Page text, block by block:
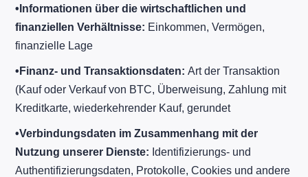
• Informationen über die wirtschaftlichen und
finanziellen Verhältnisse: Einkommen, Vermögen,
finanzielle Lage
• Finanz- und Transaktionsdaten:Art der Transaktion
(Kauf oder Verkauf von BTC, Überweisung, Zahlung mit
Kreditkarte, wiederkehrender Kauf, gerundet
•Verbindungsdaten im Zusammenhang mit der
Nutzung unserer Dienste: Identifizierungs- und
Authentifizierungsdaten, Protokolle, Cookies und andere